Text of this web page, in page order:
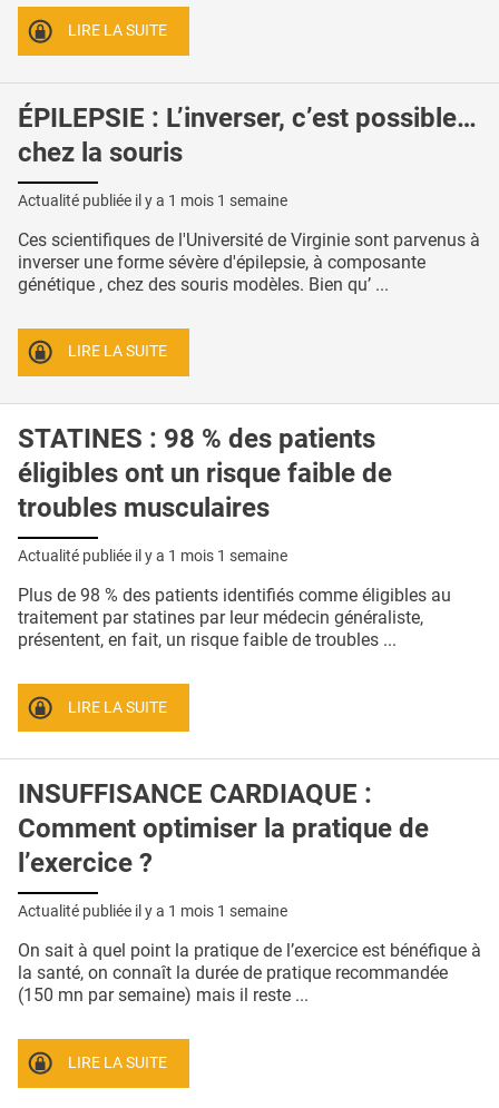
LIRE LA SUITE
ÉPILEPSIE : L’inverser, c’est possible…
chez la souris
Actualité publiée il y a 1 mois 1 semaine
Ces scientifiques de l'Université de Virginie sont parvenus à
inverser une forme sévère d'épilepsie, à composante
génétique , chez des souris modèles. Bien qu’ ...
LIRE LA SUITE
STATINES : 98 % des patients
éligibles ont un risque faible de
troubles musculaires
Actualité publiée il y a 1 mois 1 semaine
Plus de 98 % des patients identifiés comme éligibles au
traitement par statines par leur médecin généraliste,
présentent, en fait, un risque faible de troubles ...
LIRE LA SUITE
INSUFFISANCE CARDIAQUE :
Comment optimiser la pratique de
l’exercice ?
Actualité publiée il y a 1 mois 1 semaine
On sait à quel point la pratique de l’exercice est bénéfique à
la santé, on connaît la durée de pratique recommandée
(150 mn par semaine) mais il reste ...
LIRE LA SUITE